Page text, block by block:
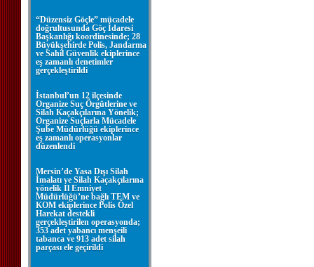
“Düzensiz Göçle” mücadele
doğrultusunda Göç İdaresi
Başkanlığı koordinesinde; 28
Büyükşehirde Polis, Jandarma
ve Sahil Güvenlik ekiplerince
eş zamanlı denetimler
gerçekleştirildi
İstanbul’un 12 ilçesinde
Organize Suç Örgütlerine ve
Silah Kaçakçılarına Yönelik;
Organize Suçlarla Mücadele
Şube Müdürlüğü ekiplerince
eş zamanlı operasyonlar
düzenlendi
Mersin’de Yasa Dışı Silah
İmalatı ve Silah Kaçakçılarına
yönelik İl Emniyet
Müdürlüğü’ne bağlı TEM ve
KOM ekiplerince Polis Özel
Harekat destekli
gerçekleştirilen operasyonda;
353 adet yabancı menşeili
tabanca ve 913 adet silah
parçası ele geçirildi